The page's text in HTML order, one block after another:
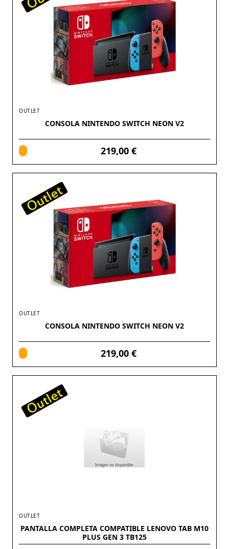
OUTLET
CONSOLA NINTENDO SWITCH NEON V2
219,00 €
OUTLET
CONSOLA NINTENDO SWITCH NEON V2
219,00 €
OUTLET
PANTALLA COMPLETA COMPATIBLE LENOVO TAB M10
PLUS GEN 3 TB125